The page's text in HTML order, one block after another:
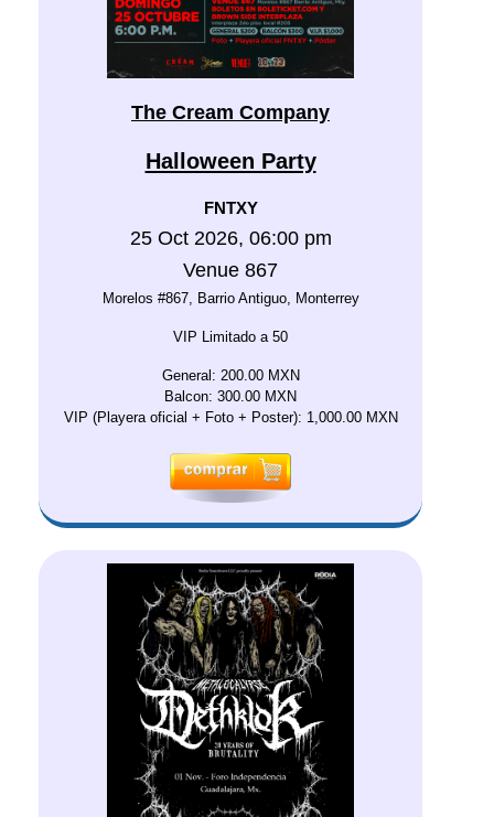
The Cream Company
Halloween Party
FNTXY
25 Oct 2026, 06:00 pm
Venue 867
Morelos #867, Barrio Antiguo, Monterrey
VIP Limitado a 50
General: 200.00 MXN
Balcon: 300.00 MXN
VIP (Playera oficial + Foto + Poster): 1,000.00 MXN